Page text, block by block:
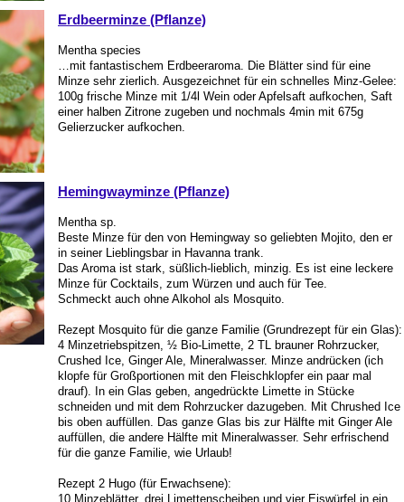
Erdbeerminze (Pflanze)
Mentha species
…mit fantastischem Erdbeeraroma. Die Blätter sind für eine
Minze sehr zierlich. Ausgezeichnet für ein schnelles Minz-Gelee:
100g frische Minze mit 1/4l Wein oder Apfelsaft aufkochen, Saft
einer halben Zitrone zugeben und nochmals 4min mit 675g
Gelierzucker aufkochen.
Hemingwayminze (Pflanze)
Mentha sp.
Beste Minze für den von Hemingway so geliebten Mojito, den er
in seiner Lieblingsbar in Havanna trank.
Das Aroma ist stark, süßlich-lieblich, minzig. Es ist eine leckere
Minze für Cocktails, zum Würzen und auch für Tee.
Schmeckt auch ohne Alkohol als Mosquito.
Rezept Mosquito für die ganze Familie (Grundrezept für ein Glas):
4 Minzetriebspitzen, ½ Bio-Limette, 2 TL brauner Rohrzucker,
Crushed Ice, Ginger Ale, Mineralwasser. Minze andrücken (ich
klopfe für Großportionen mit den Fleischklopfer ein paar mal
drauf). In ein Glas geben, angedrückte Limette in Stücke
schneiden und mit dem Rohrzucker dazugeben. Mit Chrushed Ice
bis oben auffüllen. Das ganze Glas bis zur Hälfte mit Ginger Ale
auffüllen, die andere Hälfte mit Mineralwasser. Sehr erfrischend
für die ganze Familie, wie Urlaub!
Rezept 2 Hugo (für Erwachsene):
10 Minzeblätter, drei Limettenscheiben und vier Eiswürfel in ein